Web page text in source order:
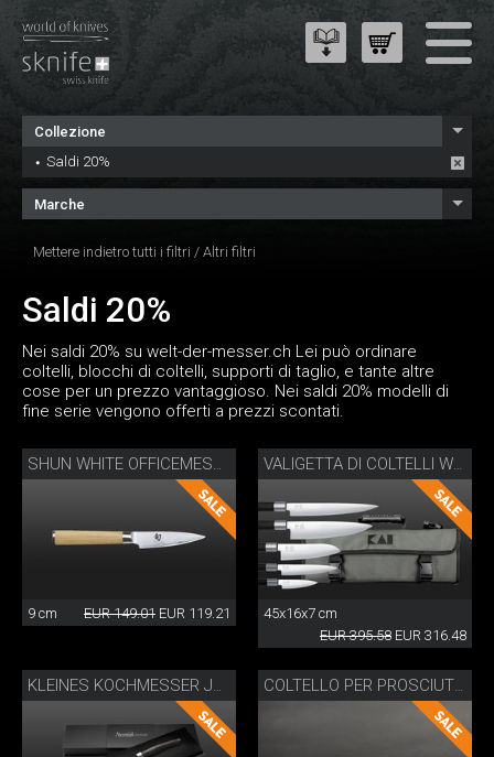
Collezione
Saldi 20%
Marche
Mettere indietro tutti i filtri / Altri filtri
Saldi 20%
Nei saldi 20% su welt-der-messer.ch Lei può ordinare
coltelli, blocchi di coltelli, supporti di taglio, e tante altre
cose per un prezzo vantaggioso. Nei saldi 20% modelli di
fine serie vengono offerti a prezzi scontati.
SHUN WHITE OFFICEMESSER
9 cm EUR 149.01 EUR 119.21
VALIGETTA DI COLTELLI WASABI
45x16x7 cm
EUR 395.58 EUR 316.48